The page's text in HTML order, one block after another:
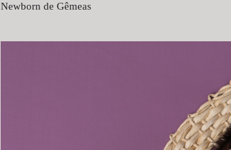
Newborn de Gêmeas